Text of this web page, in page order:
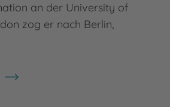
an der University of
zog er nach Berlin,